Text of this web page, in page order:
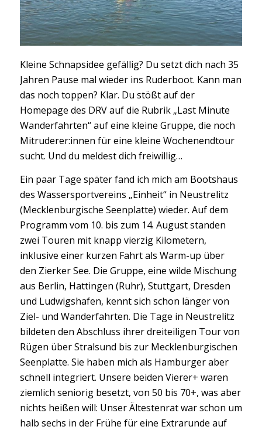
Kleine Schnapsidee gefällig? Du setzt dich nach 35
Jahren Pause mal wieder ins Ruderboot. Kann man
das noch toppen? Klar. Du stößt auf der
Homepage des DRV auf die Rubrik „Last Minute
Wanderfahrten“ auf eine kleine Gruppe, die noch
Mitruderer:innen für eine kleine Wochenendtour
sucht. Und du meldest dich freiwillig…
Ein paar Tage später fand ich mich am Bootshaus
des Wassersportvereins „Einheit“ in Neustrelitz
(Mecklenburgische Seenplatte) wieder. Auf dem
Programm vom 10. bis zum 14. August standen
zwei Touren mit knapp vierzig Kilometern,
inklusive einer kurzen Fahrt als Warm-up über
den Zierker See. Die Gruppe, eine wilde Mischung
aus Berlin, Hattingen (Ruhr), Stuttgart, Dresden
und Ludwigshafen, kennt sich schon länger von
Ziel- und Wanderfahrten. Die Tage in Neustrelitz
bildeten den Abschluss ihrer dreiteiligen Tour von
Rügen über Stralsund bis zur Mecklenburgischen
Seenplatte. Sie haben mich als Hamburger aber
schnell integriert. Unsere beiden Vierer+ waren
ziemlich seniorig besetzt, von 50 bis 70+, was aber
nichts heißen will: Unser Ältestenrat war schon um
halb sechs in der Frühe für eine Extrarunde auf